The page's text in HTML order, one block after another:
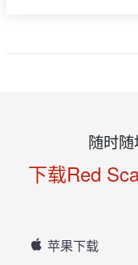
随时
下载Red
苹果下载